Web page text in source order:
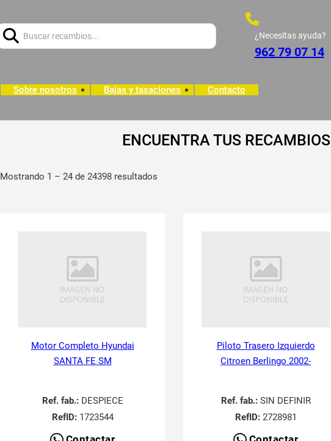
¿Necesitas ayuda?
962 79 07 14
Sobre nosotros Bajas y tasaciones Contacto
ENCUENTRA TUS RECAMBIOS
Mostrando 1 – 24 de 24398 resultados
Motor Completo Hyundai
SANTA FE SM
Ref. fab.:DESPIECE
RefID:1723544
Piloto Trasero Izquierdo
Citroen Berlingo 2002-
Ref. fab.:SIN DEFINIR
RefID:2728981